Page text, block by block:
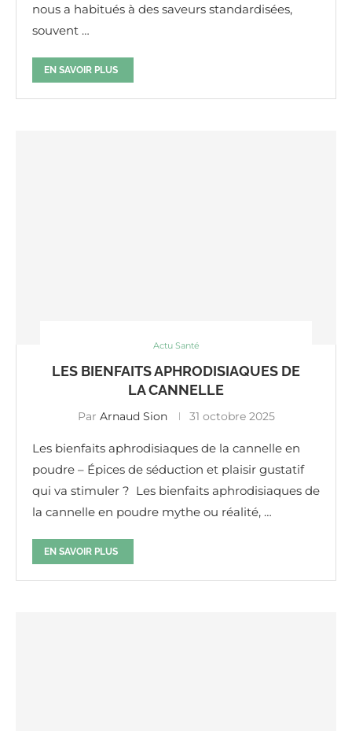
nous a habitués à des saveurs standardisées,
souvent …
EN SAVOIR PLUS
Actu Santé
LES BIENFAITS APHRODISIAQUES DE
LA CANNELLE
Par Arnaud Sion 31 octobre 2025
Les bienfaits aphrodisiaques de la cannelle en
poudre – Épices de séduction et plaisir gustatif
qui va stimuler ? Les bienfaits aphrodisiaques de
la cannelle en poudre mythe ou réalité, …
EN SAVOIR PLUS